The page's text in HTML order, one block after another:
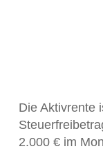
Die Aktivrente
2.000 € im